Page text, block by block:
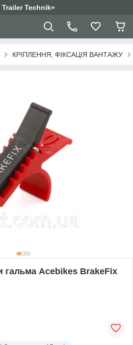
Trailer Technik»
КРІПЛЕННЯ, ФІКСАЦІЯ ВАНТАЖУ
гальма Acebikes BrakeFix